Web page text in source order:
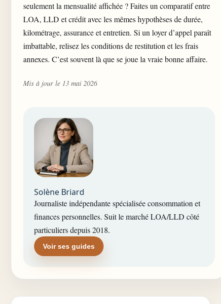
seulement la mensualité affichée ? Faites un comparatif entre
LOA, LLD et crédit avec les mêmes hypothèses de durée,
kilométrage, assurance et entretien. Si un loyer d’appel paraît
imbattable, relisez les conditions de restitution et les frais
annexes. C’est souvent là que se joue la vraie bonne affaire.
Mis à jour le 13 mai 2026
Solène Briard
Journaliste indépendante spécialisée consommation et
finances personnelles. Suit le marché LOA/LLD côté
particuliers depuis 2018.
Voir ses guides